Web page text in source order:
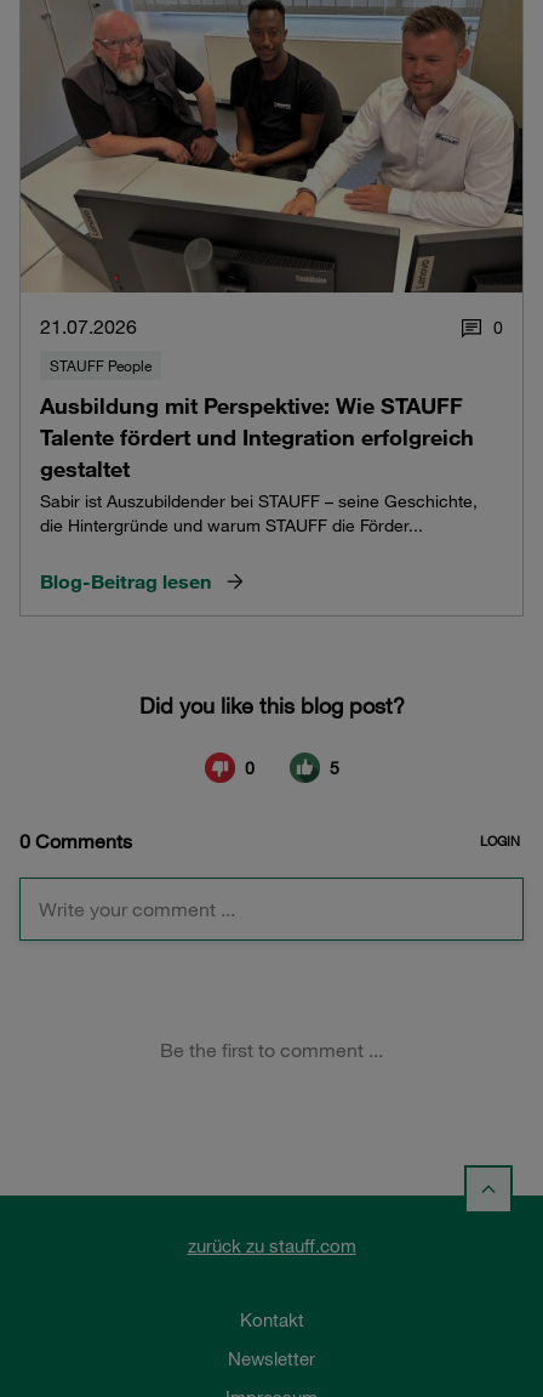
21.07.2026 0
STAUFF People
Ausbildung mit Perspektive: Wie STAUFF
Talente fördert und Integration erfolgreich
gestaltet
Sabir ist Auszubildender bei STAUFF – seine Geschichte,
die Hintergründe und warum STAUFF die Förder...
Blog-Beitrag lesen
zurück zu stauff.com
Kontakt
Newsletter